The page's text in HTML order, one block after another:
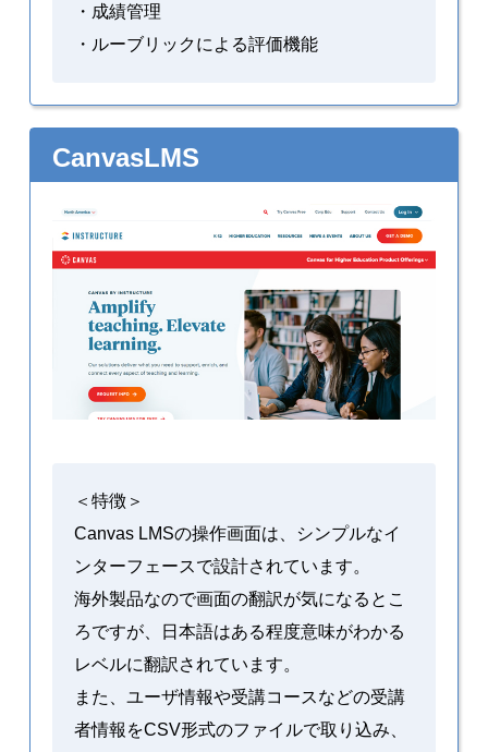
・成績管理
・ルーブリックによる評価機能
CanvasLMS
＜特徴＞
Canvas LMSの操作画面は、シンプルなイ
ンターフェースで設計されています。
海外製品なので画面の翻訳が気になるとこ
ろですが、日本語はある程度意味がわかる
レベルに翻訳されています。
また、ユーザ情報や受講コースなどの受講
者情報をCSV形式のファイルで取り込み、